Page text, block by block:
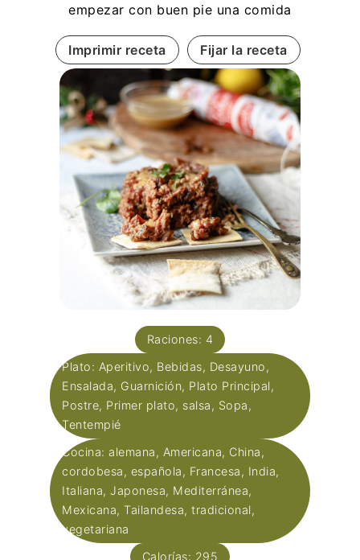
empezar con buen pie una comida
Imprimir receta Fijar la receta
Raciones: 4
Plato: Aperitivo, Bebidas, Desayuno,
Ensalada, Guarnición, Plato Principal,
Postre, Primer plato, salsa, Sopa,
Tentempié
Cocina: alemana, Americana, China,
cordobesa, española, Francesa, India,
Italiana, Japonesa, Mediterránea,
Mexicana, Tailandesa, tradicional,
vegetariana
Calorías: 295